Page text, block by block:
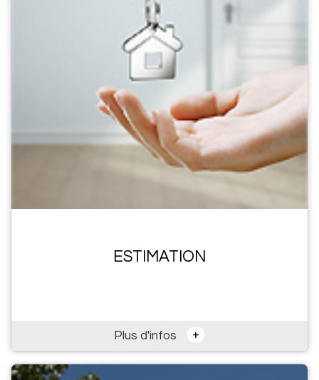
ESTIMATION
Plus d'infos +